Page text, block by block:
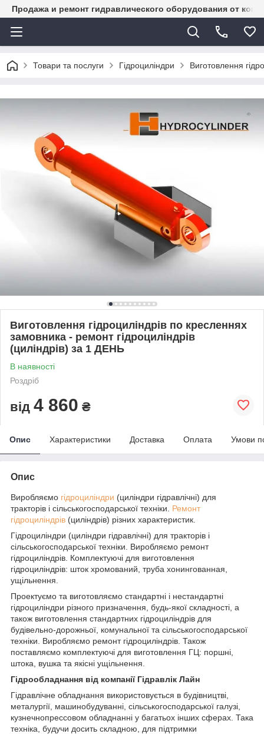
Продажа и ремонт гидравлического оборудования от
Товари та послуги Гідроциліндри Виготовлення
Виготовлення гідроциліндрів по кресленнях
замовника - ремонт гідроциліндрів
(циліндрів) за 1 ДЕНЬ
В наявності
Роздріб
від 4 860 ₴
Опис Характеристики Доставка Оплата Умови
Опис
Виробляємо гідроциліндри (циліндри гідравлічні) для
тракторів і сільськогосподарської техніки. Ремонт
гідроциліндрів (циліндрів) різних характеристик.
Гідроциліндри (циліндри гідравлічні) для тракторів і
сільськогосподарської техніки. Виробляємо ремонт
гідроциліндрів. Комплектуючі для виготовлення
гідроциліндрів: шток хромований, труба хонингованная,
ущільнення.
Проектуємо та виготовляємо стандартні і нестандартні
гідроциліндри різного призначення, будь-якої складності, а
також виготовлення стандартних гідроциліндрів для
будівельно-дорожньої, комунальної та сільськогосподарської
техніки. Виробляємо ремонт гідроциліндрів. Також
поставляємо комплектуючі для виготовлення ГЦ: поршні,
штока, вушка та якісні ущільнення.
Гідрообладнання від компанії Гідравлік Лайн
Гідравлічне обладнання використовується в будівництві,
металургії, машинобудуванні, сільськогосподарської галузі,
кузнечнопрессовом обладнанні у багатьох інших сферах. Така
техніка, будучи досить складною, для підтримки